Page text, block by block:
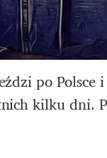
po Polsce
kilku dni.